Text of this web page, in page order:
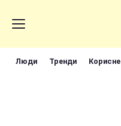
Люди Тренди Корисне